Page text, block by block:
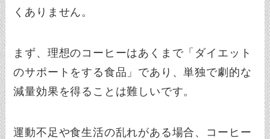
くありません。
まず、理想のコーヒーはあくまで「ダイエット
のサポートをする食品」であり、単独で劇的な
減量効果を得ることは難しいです。
運動不足や食生活の乱れがある場合、コーヒー